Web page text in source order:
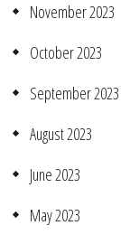
November 2023
October 2023
September 2023
August 2023
June 2023
May 2023